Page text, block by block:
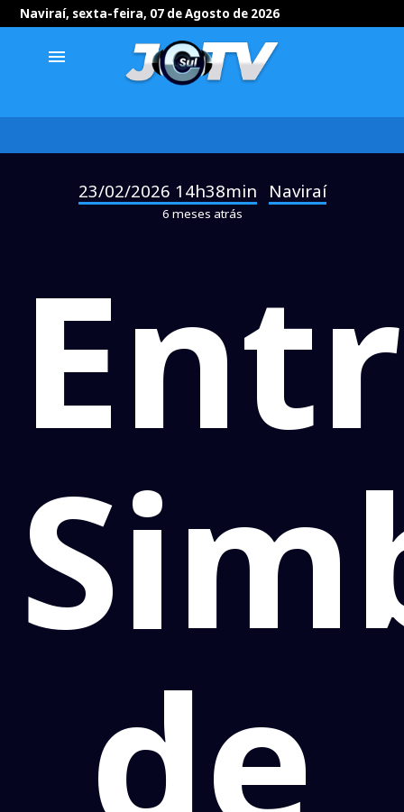
Naviraí, sexta-feira, 07 de Agosto de 2026
menu
23/02/2026 14h38min Naviraí
6 meses atrás
de